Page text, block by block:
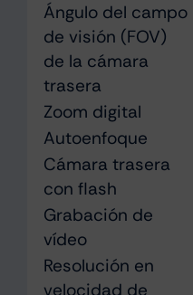
Ángulo del campo
de visión (FOV)
de la cámara
trasera
Zoom digital
Autoenfoque
Cámara trasera
con flash
Grabación de
vídeo
Resolución en
velocidad de